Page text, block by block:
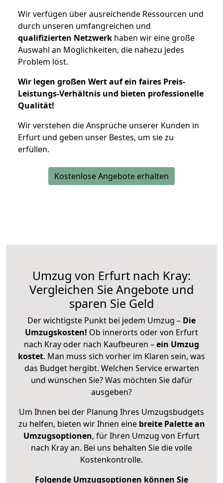
Wir verfügen über ausreichende Ressourcen und
durch unseren umfangreichen und
qualifizierten Netzwerk haben wir eine große
Auswahl an Möglichkeiten, die nahezu jedes
Problem löst.
Wir legen großen Wert auf ein faires Preis-
Leistungs-Verhältnis und bieten professionelle
Qualität!
Wir verstehen die Ansprüche unserer Kunden in
Erfurt und geben unser Bestes, um sie zu
erfüllen.
Kostenlose Angebote erhalten
Umzug von Erfurt nach Kray:
Vergleichen Sie Angebote und
sparen Sie Geld
Der wichtigste Punkt bei jedem Umzug – Die
Umzugskosten! Ob innerorts oder von Erfurt
nach Kray oder nach Kaufbeuren –ein Umzug
kostet. Man muss sich vorher im Klaren sein, was
das Budget hergibt. Welchen Service erwarten
und wünschen Sie? Was möchten Sie dafür
ausgeben?
Um Ihnen bei der Planung Ihres Umzugsbudgets
zu helfen, bieten wir Ihnen eine breite Palette an
Umzugsoptionen, für Ihren Umzug von Erfurt
nach Kray an. Bei uns behalten Sie die volle
Kostenkontrolle.
Folgende Umzugsoptionen können Sie